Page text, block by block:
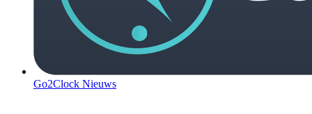
Go2Clock Nieuws